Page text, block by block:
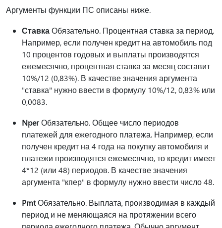
Аргументы функции ПС описаны ниже.
СтавкаОбязательно. Процентная ставка за период.
Например, если получен кредит на автомобиль под
10 процентов годовых и выплаты производятся
ежемесячно, процентная ставка за месяц составит
10%/12 (0,83%). В качестве значения аргумента
"ставка" нужно ввести в формулу 10%/12, 0,83% или
0,0083.
NperОбязательно. Общее число периодов
платежей для ежегодного платежа. Например, если
получен кредит на 4 года на покупку автомобиля и
платежи производятся ежемесячно, то кредит имеет
4*12 (или 48) периодов. В качестве значения
аргумента "кпер" в формулу нужно ввести число 48.
PmtОбязательно. Выплата, производимая в каждый
период и не меняющаяся на протяжении всего